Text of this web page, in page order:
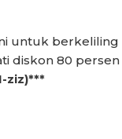
untuk berkeliling
diskon 80 persen
ziz)***